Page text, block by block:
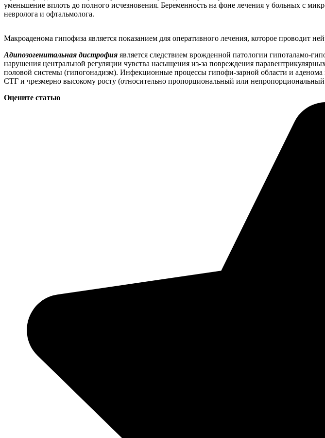
уменьшение вплоть до полного исчезновения. Беременность на фоне лечения у больных с
невролога и офтальмолога.
Макроаденома гипофиза является показанием для оперативного лечения, которое проводит
Адипозогенитальная дистрофия является следствием врожденной патологии гипоталамо-
нарушения центральной регуляции чувства насыщения из-за повреждения
половой системы (гипогонадизм). Инфекционные процессы гипофи-зарной области и
СТГ и чрезмерно высокому росту (относительно пропорциональный или непропорциональный
Оцените статью